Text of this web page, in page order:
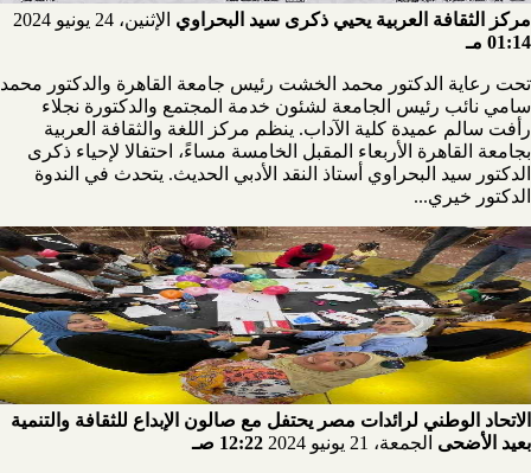
مركز الثقافة العربية يحيي ذكرى سيد البحراوي الإثنين، 24 يونيو 2024
01:14 مـ
تحت رعاية الدكتور محمد الخشت رئيس جامعة القاهرة والدكتور محمد
سامي نائب رئيس الجامعة لشئون خدمة المجتمع والدكتورة نجلاء
رأفت سالم عميدة كلية الآداب. ينظم مركز اللغة والثقافة العربية
بجامعة القاهرة الأربعاء المقبل الخامسة مساءً، احتفالا لإحياء ذكرى
الدكتور سيد البحراوي أستاذ النقد الأدبي الحديث. يتحدث في الندوة
الدكتور خيري...
الاتحاد الوطني لرائدات مصر يحتفل مع صالون الإبداع للثقافة والتنمية
بعيد الأضحى الجمعة، 21 يونيو 2024 12:22 صـ